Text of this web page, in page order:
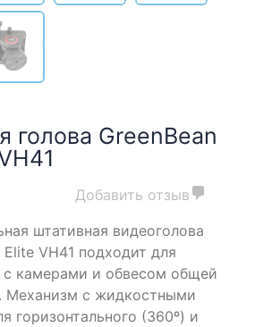
голова GreenBean
Добавить отзыв
штативная видеоголова
Elite VH41 подходит для
с камерами и обвесом общей
Механизм с жидкостными
горизонтального (360º) и